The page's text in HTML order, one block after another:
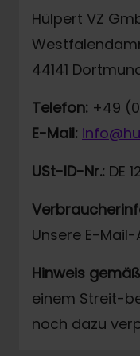
Hülpert VZ
44141
Telefon: +49
E-Mail:
USt-ID-Nr.: DE
Unsere E-
Hinweis
einem Streit-
noch dazu